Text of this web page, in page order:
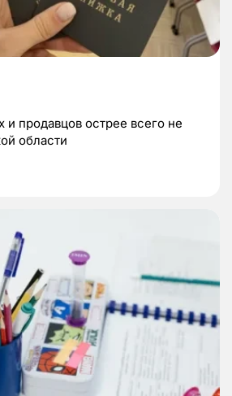
и продавцов острее всего не
области